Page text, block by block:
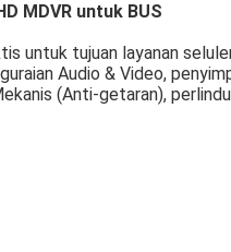
MDVR untuk BUS
untuk tujuan layanan
Audio & Video,
(Anti-getaran),